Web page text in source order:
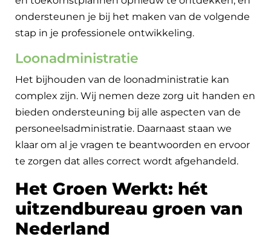
ondersteunen je bij het maken van de volgende
stap in je professionele ontwikkeling.
Loonadministratie
Het bijhouden van de loonadministratie kan
complex zijn. Wij nemen deze zorg uit handen en
bieden ondersteuning bij alle aspecten van de
personeelsadministratie. Daarnaast staan we
klaar om al je vragen te beantwoorden en ervoor
te zorgen dat alles correct wordt afgehandeld.
Het Groen Werkt: hét
uitzendbureau groen van
Nederland